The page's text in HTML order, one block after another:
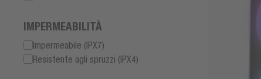
IMPERMEABILITÀ
Impermeabile (IPX7)
Resistente agli spruzzi (IPX4)